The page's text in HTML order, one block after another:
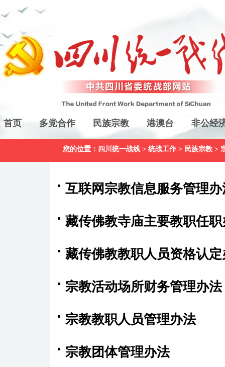
首页 多党合作 民族宗教 港澳台 非公经
您的位置： 四川统一战线 > 统战工作 > 民族宗教 >
互联网宗教信息服务管理办
藏传佛教寺庙主要教职任
藏传佛教教职人员资格认
宗教活动场所财务管理办法
宗教教职人员管理办法
宗教团体管理办法